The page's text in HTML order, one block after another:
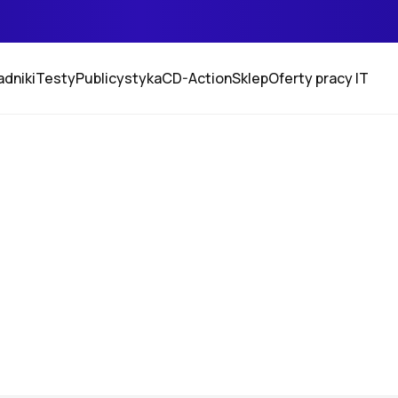
TestyPublicystykaCD-ActionSklepOferty pracy IT